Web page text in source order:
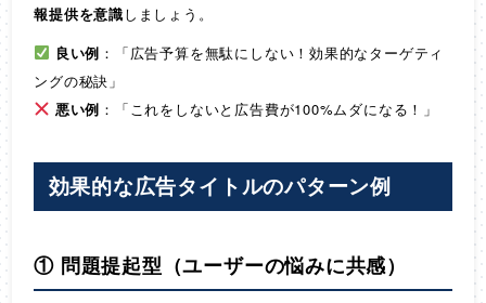
報提供を意識しましょう。
良い例 ：「広告予算を無駄にしない！効果的なターゲティ
ングの秘訣」
悪い例 ：「これをしないと広告費が100%ムダになる！」
効果的な広告タイトルのパターン例
① 問題提起型（ユーザーの悩みに共感）